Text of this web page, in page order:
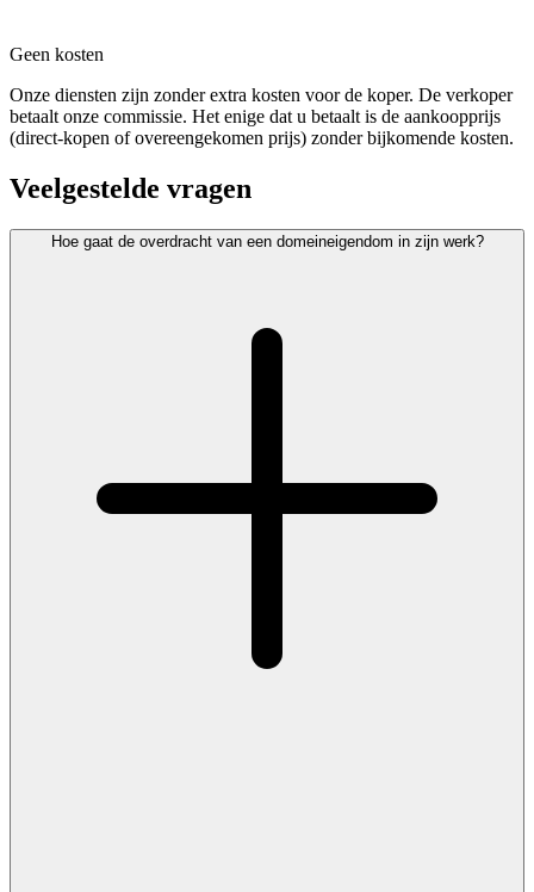
Geen kosten
Onze diensten zijn zonder extra kosten voor de koper. De verkoper
betaalt onze commissie. Het enige dat u betaalt is de aankoopprijs
(direct-kopen of overeengekomen prijs) zonder bijkomende kosten.
Veelgestelde vragen
Hoe gaat de overdracht van een domeineigendom in zijn werk?